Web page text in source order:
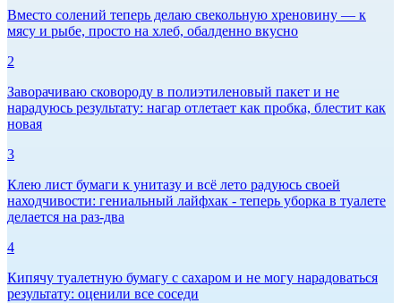
Вместо солений теперь делаю свекольную хреновину — к
мясу и рыбе, просто на хлеб, обалденно вкусно
2
Заворачиваю сковороду в полиэтиленовый пакет и не
нарадуюсь результату: нагар отлетает как пробка, блестит как
новая
3
Клею лист бумаги к унитазу и всё лето радуюсь своей
находчивости: гениальный лайфхак - теперь уборка в туалете
делается на раз-два
4
Кипячу туалетную бумагу с сахаром и не могу нарадоваться
результату: оценили все соседи